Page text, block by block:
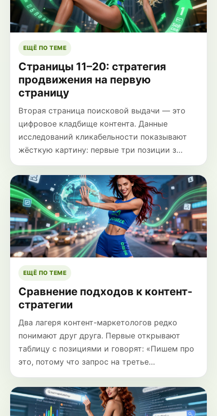
ЕЩЁ ПО ТЕМЕ
Страницы 11–20: стратегия
продвижения на первую
страницу
Вторая страница поисковой выдачи — это
цифровое кладбище контента. Данные
исследований кликабельности показывают
жёсткую картину: первые три позиции з…
ЕЩЁ ПО ТЕМЕ
Сравнение подходов к контент-
стратегии
Два лагеря контент-маркетологов редко
понимают друг друга. Первые открывают
таблицу с позициями и говорят: «Пишем про
это, потому что запрос на третье…